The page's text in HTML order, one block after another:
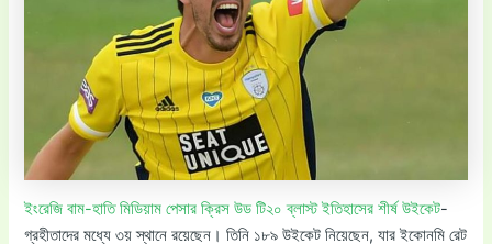
ইংরেজি বাম-হাতি মিডিয়াম পেসার ক্রিস উড টি২০ ব্লাস্ট ইতিহাসের শীর্ষ উইকেট-
গ্রহীতাদের মধ্যে ৩য় স্থানে রয়েছেন। তিনি ১৮৯ উইকেট নিয়েছেন, যার ইকোনমি রেট